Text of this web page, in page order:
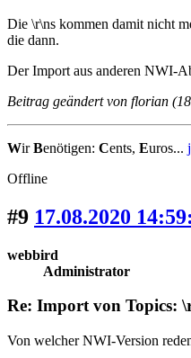
Die \r\ns kommen damit nicht
die dann.
Der Import aus anderen NWI-
Beitrag geändert von florian
WirBenötigen: Cents, Euros...
Offline
#9 17.08.2020
webbird
Administrator
Re: Import von Topics:
Von welcher NWI-Version